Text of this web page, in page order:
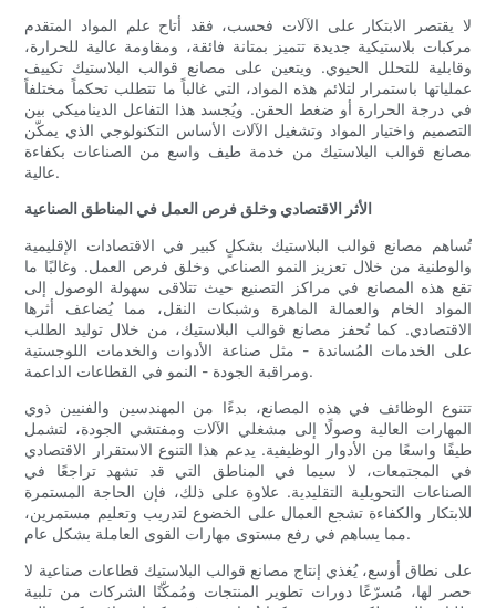
لا يقتصر الابتكار على الآلات فحسب، فقد أتاح علم المواد المتقدم
مركبات بلاستيكية جديدة تتميز بمتانة فائقة، ومقاومة عالية للحرارة،
وقابلية للتحلل الحيوي. ويتعين على مصانع قوالب البلاستيك تكييف
عملياتها باستمرار لتلائم هذه المواد، التي غالباً ما تتطلب تحكماً مختلفاً
في درجة الحرارة أو ضغط الحقن. ويُجسد هذا التفاعل الديناميكي بين
التصميم واختيار المواد وتشغيل الآلات الأساس التكنولوجي الذي يمكّن
مصانع قوالب البلاستيك من خدمة طيف واسع من الصناعات بكفاءة
عالية.
الأثر الاقتصادي وخلق فرص العمل في المناطق الصناعية
تُساهم مصانع قوالب البلاستيك بشكلٍ كبير في الاقتصادات الإقليمية
والوطنية من خلال تعزيز النمو الصناعي وخلق فرص العمل. وغالبًا ما
تقع هذه المصانع في مراكز التصنيع حيث تتلاقى سهولة الوصول إلى
المواد الخام والعمالة الماهرة وشبكات النقل، مما يُضاعف أثرها
الاقتصادي. كما تُحفز مصانع قوالب البلاستيك، من خلال توليد الطلب
على الخدمات المُساندة - مثل صناعة الأدوات والخدمات اللوجستية
ومراقبة الجودة - النمو في القطاعات الداعمة.
تتنوع الوظائف في هذه المصانع، بدءًا من المهندسين والفنيين ذوي
المهارات العالية وصولًا إلى مشغلي الآلات ومفتشي الجودة، لتشمل
طيفًا واسعًا من الأدوار الوظيفية. يدعم هذا التنوع الاستقرار الاقتصادي
في المجتمعات، لا سيما في المناطق التي قد تشهد تراجعًا في
الصناعات التحويلية التقليدية. علاوة على ذلك، فإن الحاجة المستمرة
للابتكار والكفاءة تشجع العمال على الخضوع لتدريب وتعليم مستمرين،
مما يساهم في رفع مستوى مهارات القوى العاملة بشكل عام.
على نطاق أوسع، يُغذي إنتاج مصانع قوالب البلاستيك قطاعات صناعية لا
حصر لها، مُسرّعًا دورات تطوير المنتجات ومُمكّنًا الشركات من تلبية